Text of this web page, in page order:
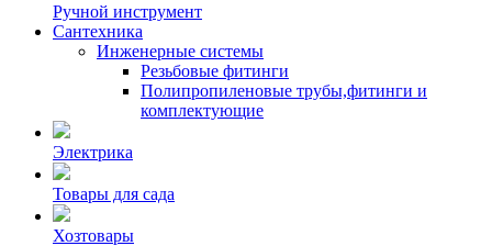
Ручной инструмент
Сантехника
Инженерные системы
Резьбовые фитинги
Полипропиленовые трубы,фитинги и
комплектующие
Электрика
Товары для сада
Хозтовары